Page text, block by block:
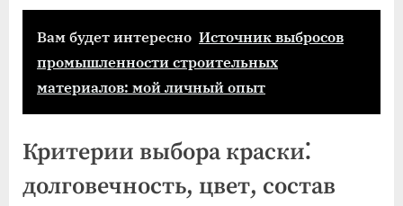
Вам будет интересно Источник выбросов
промышленности строительных
материалов: мой личный опыт
Критерии выбора краски⁚
долговечность, цвет, состав